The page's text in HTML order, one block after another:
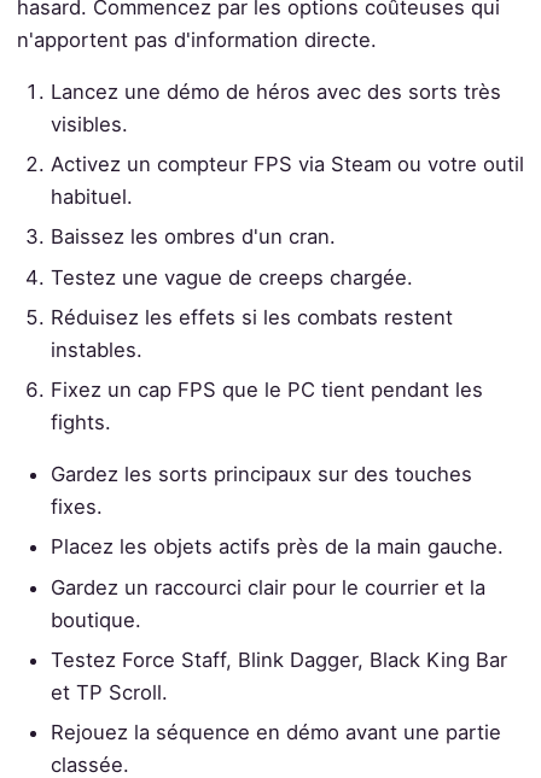
hasard. Commencez par les options coûteuses qui
n'apportent pas d'information directe.
Lancez une démo de héros avec des sorts très
visibles.
Activez un compteur FPS via Steam ou votre outil
habituel.
Baissez les ombres d'un cran.
Testez une vague de creeps chargée.
Réduisez les effets si les combats restent
instables.
Fixez un cap FPS que le PC tient pendant les
fights.
Gardez les sorts principaux sur des touches
fixes.
Placez les objets actifs près de la main gauche.
Gardez un raccourci clair pour le courrier et la
boutique.
Testez Force Staff, Blink Dagger, Black King Bar
et TP Scroll.
Rejouez la séquence en démo avant une partie
classée.